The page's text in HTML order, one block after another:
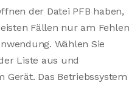
der Datei PFB haben,
Fällen nur am Fehlen
Wählen Sie
Liste aus und
Gerät. Das Betriebssystem